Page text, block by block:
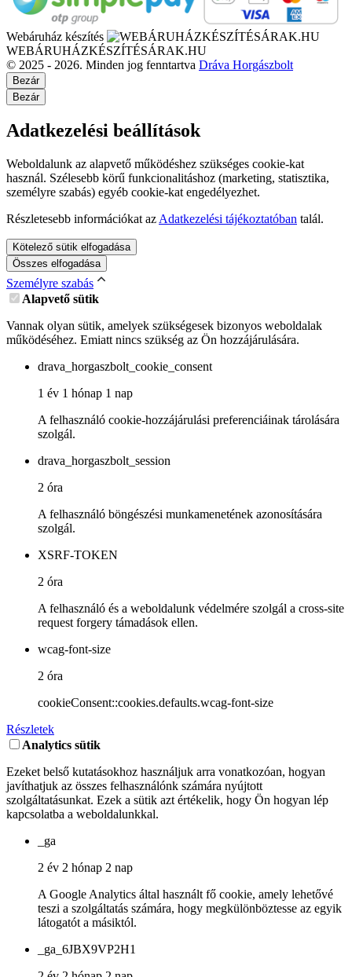
Webáruház készítés
WEBÁRUHÁZKÉSZÍTÉSÁRAK.HU
© 2025 - 2026. Minden jog fenntartva Dráva Horgászbolt
Bezár
Bezár
Adatkezelési beállítások
Weboldalunk az alapvető működéshez szükséges cookie-kat
használ. Szélesebb körű funkcionalitáshoz (marketing, statisztika,
személyre szabás) egyéb cookie-kat engedélyezhet.
Részletesebb információkat az Adatkezelési tájékoztatóban talál.
Kötelező sütik elfogadása
Összes elfogadása
Személyre szabás
Alapvető sütik
Vannak olyan sütik, amelyek szükségesek bizonyos weboldalak
működéséhez. Emiatt nincs szükség az Ön hozzájárulására.
drava_horgaszbolt_cookie_consent
1 év 1 hónap 1 nap
A felhasználó cookie-hozzájárulási preferenciáinak tárolására
szolgál.
drava_horgaszbolt_session
2 óra
A felhasználó böngészési munkamenetének azonosítására
szolgál.
XSRF-TOKEN
2 óra
A felhasználó és a weboldalunk védelmére szolgál a cross-site
request forgery támadások ellen.
wcag-font-size
2 óra
cookieConsent::cookies.defaults.wcag-font-size
Részletek
Analytics sütik
Ezeket belső kutatásokhoz használjuk arra vonatkozóan, hogyan
javíthatjuk az összes felhasználónk számára nyújtott
szolgáltatásunkat. Ezek a sütik azt értékelik, hogy Ön hogyan lép
kapcsolatba a weboldalunkkal.
_ga
2 év 2 hónap 2 nap
A Google Analytics által használt fő cookie, amely lehetővé
teszi a szolgáltatás számára, hogy megkülönböztesse az egyik
látogatót a másiktól.
_ga_6JBX9VP2H1